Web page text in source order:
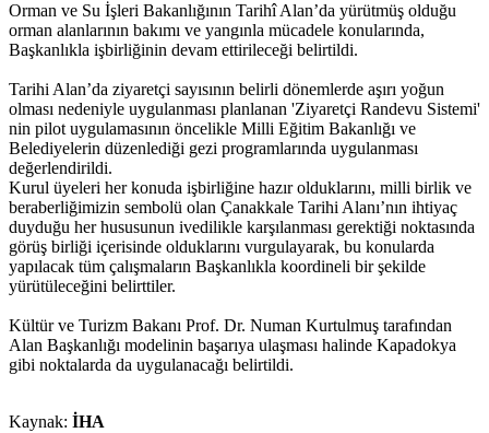
Orman ve Su İşleri Bakanlığının Tarihî Alan’da yürütmüş olduğu
orman alanlarının bakımı ve yangınla mücadele konularında,
Başkanlıkla işbirliğinin devam ettirileceği belirtildi.
Tarihi Alan’da ziyaretçi sayısının belirli dönemlerde aşırı yoğun
olması nedeniyle uygulanması planlanan 'Ziyaretçi Randevu Sistemi'
nin pilot uygulamasının öncelikle Milli Eğitim Bakanlığı ve
Belediyelerin düzenlediği gezi programlarında uygulanması
değerlendirildi.
Kurul üyeleri her konuda işbirliğine hazır olduklarını, milli birlik ve
beraberliğimizin sembolü olan Çanakkale Tarihi Alanı’nın ihtiyaç
duyduğu her hususunun ivedilikle karşılanması gerektiği noktasında
görüş birliği içerisinde olduklarını vurgulayarak, bu konularda
yapılacak tüm çalışmaların Başkanlıkla koordineli bir şekilde
yürütüleceğini belirttiler.
Kültür ve Turizm Bakanı Prof. Dr. Numan Kurtulmuş tarafından
Alan Başkanlığı modelinin başarıya ulaşması halinde Kapadokya
gibi noktalarda da uygulanacağı belirtildi.
Kaynak: İHA